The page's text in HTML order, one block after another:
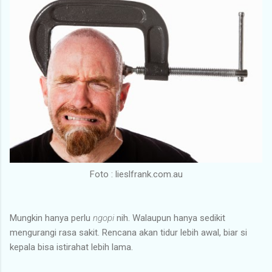
Foto : lieslfrank.com.au
Mungkin hanya perlu ngopi nih. Walaupun hanya sedikit
mengurangi rasa sakit. Rencana akan tidur lebih awal, biar si
kepala bisa istirahat lebih lama.